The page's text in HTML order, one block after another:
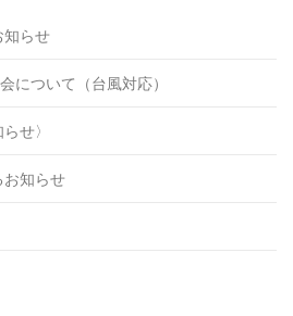
知らせ
について（台風対応）
せ〉
知らせ